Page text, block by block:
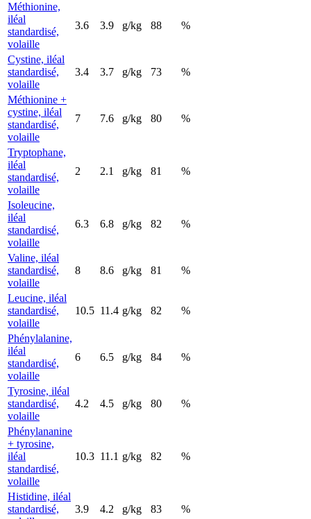
Méthionine,
iléal
standardisé,
volaille
3.6 3.9 g/kg 88 %
Cystine, iléal
standardisé,
volaille
3.4 3.7 g/kg 73 %
Méthionine +
cystine, iléal
standardisé,
volaille
7 7.6 g/kg 80 %
Tryptophane,
iléal
standardisé,
volaille
2 2.1 g/kg 81 %
Isoleucine,
iléal
standardisé,
volaille
6.3 6.8 g/kg 82 %
Valine, iléal
standardisé,
volaille
8 8.6 g/kg 81 %
Leucine, iléal
standardisé,
volaille
10.5 11.4 g/kg 82 %
Phénylalanine,
iléal
standardisé,
volaille
6 6.5 g/kg 84 %
Tyrosine, iléal
standardisé,
volaille
4.2 4.5 g/kg 80 %
Phénylananine
+ tyrosine,
iléal
standardisé,
volaille
10.3 11.1 g/kg 82 %
Histidine, iléal
standardisé,
3.9 4.2 g/kg 83 %